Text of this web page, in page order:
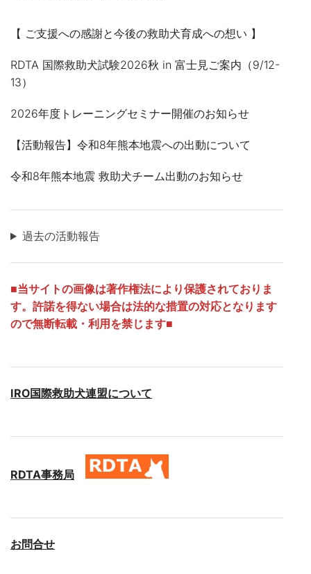
【 ご支援への感謝と今後の救助犬育成への想い 】
RDTA 国際救助犬試験2026秋 in 富士見ご案内（9/12-
13）
2026年度トレーニングセミナー開催のお知らせ
【活動報告】令和8年熊本地震への出動について
令和8年熊本地震 救助犬チーム出動のお知らせ
過去の活動報告
■当サイトの画像は著作権法により保護されておりま
す。許諾を得ない場合は法的な措置の対応となります
ので無断転載・利用を禁じます■
IRO国際救助犬連盟について
RDTA事務局
お問合せ